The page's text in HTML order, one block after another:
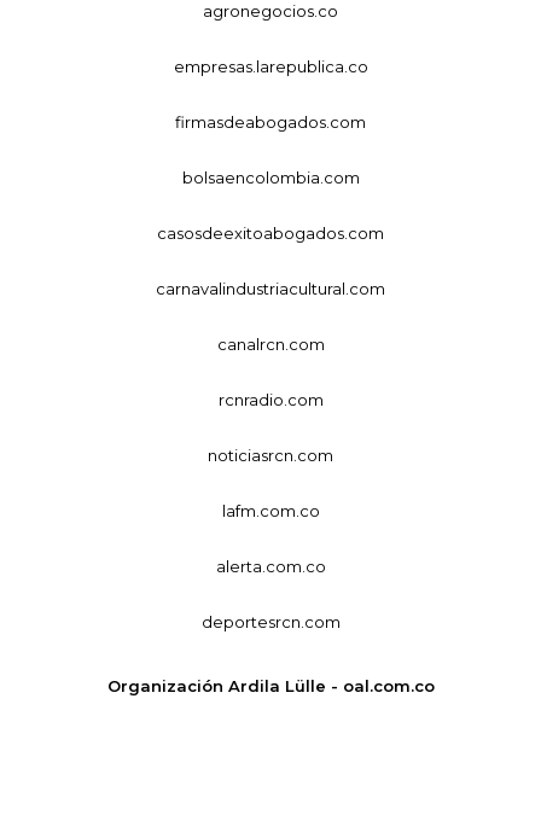
agronegocios.co
empresas.larepublica.co
firmasdeabogados.com
bolsaencolombia.com
casosdeexitoabogados.com
carnavalindustriacultural.com
canalrcn.com
rcnradio.com
noticiasrcn.com
lafm.com.co
alerta.com.co
deportesrcn.com
Organización Ardila Lülle - oal.com.co